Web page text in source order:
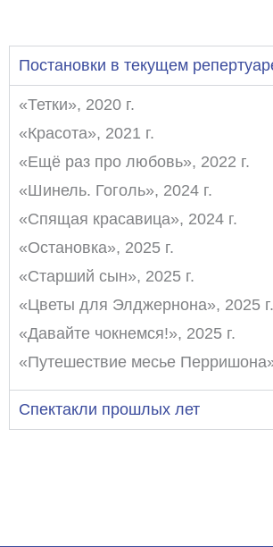
Постановки в текущем
«Тетки», 2020 г.
«Красота», 2021 г.
«Ещё раз про любовь», 2022 г.
«Шинель. Гоголь», 2024 г.
«Спящая красавица», 2024 г.
«Остановка», 2025 г.
«Старший сын», 2025 г.
«Цветы для Элджернона», 2025 г.
«Давайте чокнемся!», 2025 г.
«Путешествие месье
Спектакли прошлых лет